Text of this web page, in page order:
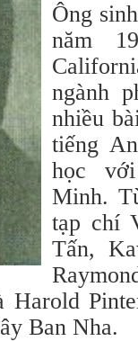
Ông
năm
ngành
nhiều
tiếng
học
Minh.
tạp chí
Tấn,
Harold
Ban Nha.